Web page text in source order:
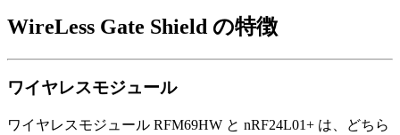
WireLess Gate Shield の特徴
ワイヤレスモジュール
ワイヤレスモジュール RFM69HW と nRF24L01+ は、どちら